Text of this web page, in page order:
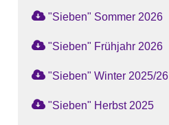
"Sieben" Sommer 2026
"Sieben" Frühjahr 2026
"Sieben" Winter 2025/26
"Sieben" Herbst 2025